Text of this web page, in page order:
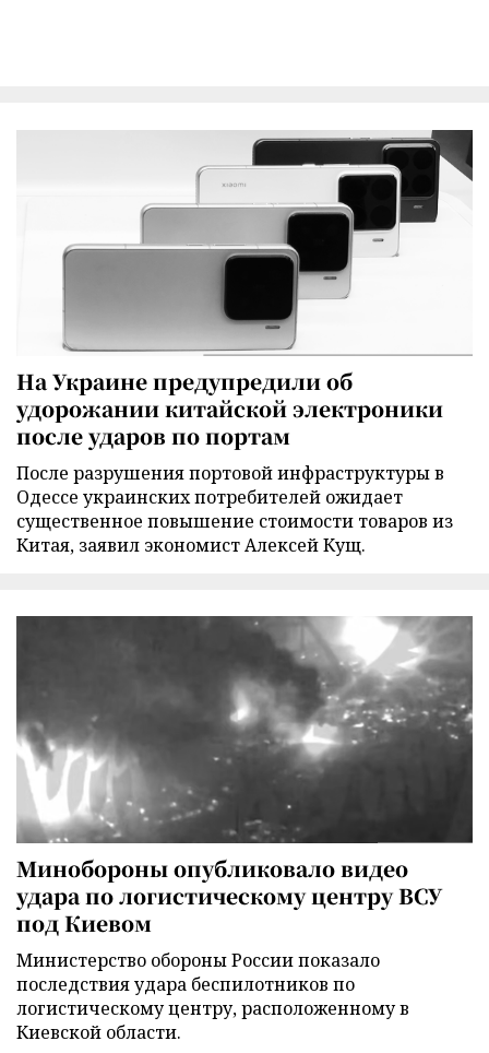
На Украине предупредили об
удорожании китайской электроники
после ударов по портам
После разрушения портовой инфраструктуры в
Одессе украинских потребителей ожидает
существенное повышение стоимости товаров из
Китая, заявил экономист Алексей Кущ.
Минобороны опубликовало видео
удара по логистическому центру ВСУ
под Киевом
Министерство обороны России показало
последствия удара беспилотников по
логистическому центру, расположенному в
Киевской области.